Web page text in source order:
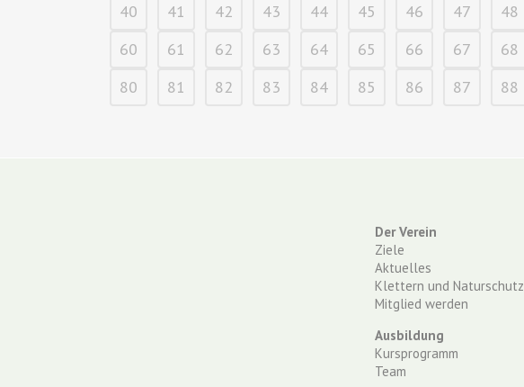
40
41 42 43 44 45 46 47 48
60
61 62 63 64 65 66 67 68
80
81 82 83 84 85 86 87 88
Der Verein
Ziele
Aktuelles
Klettern und Naturschutz
Mitglied werden
Ausbildung
Kursprogramm
Team